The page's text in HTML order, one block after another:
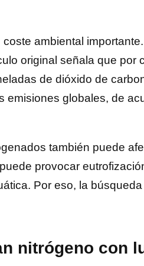
ambiental
original señala que por
de dióxido de
emisiones globales, de
también puede
provocar
Por eso, la
nitrógeno con